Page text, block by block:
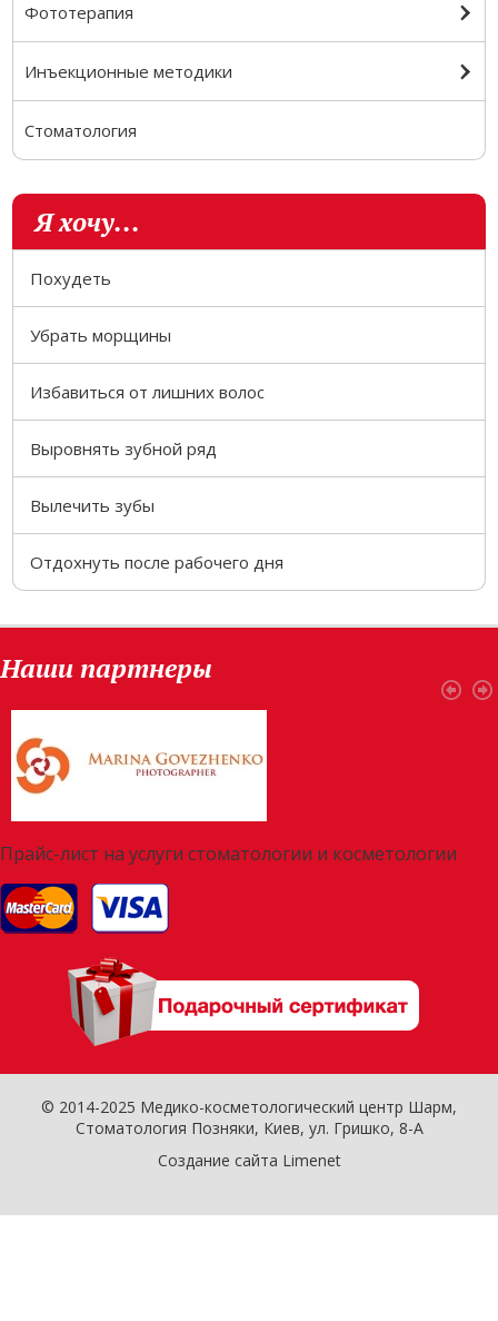
Фототерапия
Инъекционные методики
Стоматология
Я хочу...
Похудеть
Убрать морщины
Избавиться от лишних волос
Выровнять зубной ряд
Вылечить зубы
Отдохнуть после рабочего дня
Наши партнеры
Прайс-лист на услуги стоматологии и косметологии
© 2014-2025 Медико-косметологический центр Шарм,
Стоматология Позняки, Киев, ул. Гришко, 8-А
Создание сайта Limenet